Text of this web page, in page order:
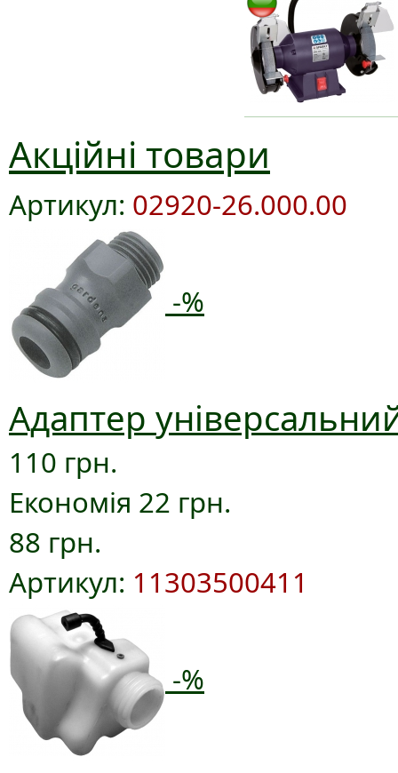
Акційні товари
Артикул: 02920-26.000.00
-%
Адаптер
110 грн.
Економія 22 грн.
88 грн.
Артикул: 11303500411
-%